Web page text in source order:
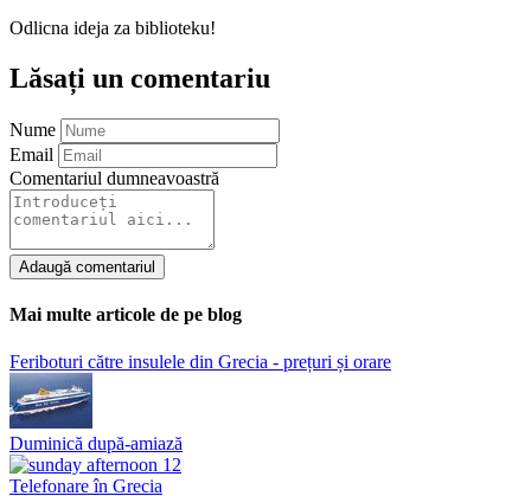
Odlicna ideja za biblioteku!
Lăsați un comentariu
Nume
Email
Comentariul dumneavoastră
Adaugă comentariul
Mai multe articole de pe blog
Feriboturi către insulele din Grecia - prețuri și orare
Duminică după-amiază
Telefonare în Grecia